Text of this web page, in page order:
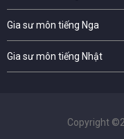
Gia sư môn tiếng Nga
Gia sư môn tiếng Nhật
Copyright